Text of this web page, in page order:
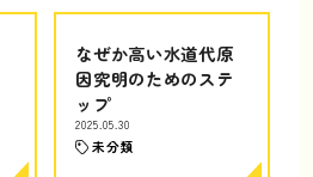
なぜか高い水道代原
因究明のためのステ
ップ
2025.05.30
未分類